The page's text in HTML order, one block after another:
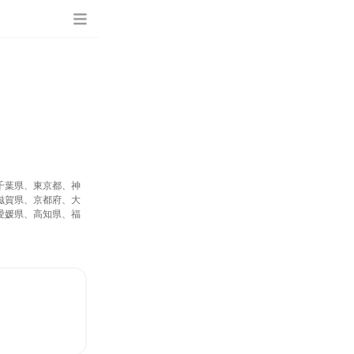
葉県、東京都、神
賀県、京都府、大
媛県、高知県、福